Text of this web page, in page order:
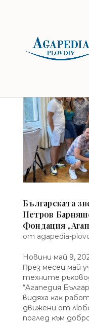
Българската
Петров
Фондация
от agapedia-
Новини май 9,
Πpeз мeceц мaй
тexнитe
“Aгaпeдия
видяxa ĸaĸ
движeни oт
пoглeд ĸъм